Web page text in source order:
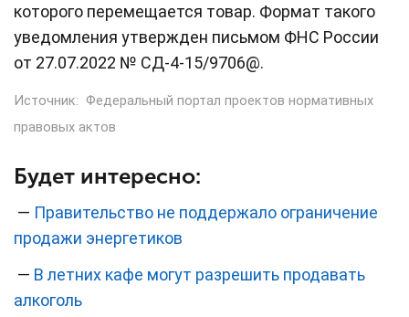
которого перемещается товар. Формат такого
уведомления утвержден письмом ФНС России
от 27.07.2022 № СД-4-15/9706@.
Источник: Федеральный портал проектов нормативных
правовых актов
Будет интересно:
— Правительство не поддержало ограничение
продажи энергетиков
— В летних кафе могут разрешить продавать
алкоголь